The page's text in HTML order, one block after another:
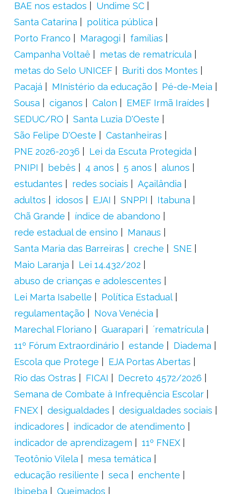
BAE nos estados
Undime SC
Santa Catarina
política pública
Porto Franco
Maragogi
famílias
Campanha Voltaê
metas de rematrícula
metas do Selo UNICEF
Buriti dos Montes
Pacajá
MInistério da educação
Pé-de-Meia
Sousa
ciganos Calon
EMEF Irmã Iraídes
SEDUC/RO
Santa Luzia D'Oeste
São Felipe D'Oeste
Castanheiras
PNE 2026-2036
Lei da Escuta Protegida
PNIPI
bebês 4 anos 5 anos
alunos
estudantes
redes sociais
Açailândia
adultos
idosos EJAI SNPPI
Itabuna
Chã Grande
índice de abandono
rede estadual de ensino
Manaus
Santa Maria das Barreiras
creche
SNE
Maio Laranja
Lei 14.432/202
abuso de crianças e adolescentes
Lei Marta Isabelle
Política Estadual
regulamentação
Nova Venécia
Marechal Floriano
Guarapari
´rematrícula
11º Fórum Extraordinário
estande
Diadema
Escola que Protege
EJA Portas Abertas
Rio das Ostras
FICAI
Decreto 4572/2026
Semana de Combate à Infrequência Escolar
FNEX
desigualdades
desigualdades sociais
indicadores
indicador de atendimento
indicador de aprendizagem
11º FNEX
Teotônio Vilela
mesa temática
educação resiliente
seca
enchente
Ibipeba
Queimados